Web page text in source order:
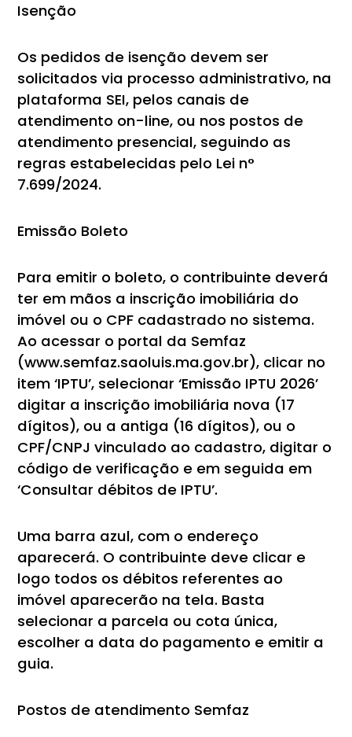
Isenção
Os pedidos de isenção devem ser
solicitados via processo administrativo, na
plataforma SEI, pelos canais de
atendimento on-line, ou nos postos de
atendimento presencial, seguindo as
regras estabelecidas pelo Lei n°
7.699/2024.
Emissão Boleto
Para emitir o boleto, o contribuinte deverá
ter em mãos a inscrição imobiliária do
imóvel ou o CPF cadastrado no sistema.
Ao acessar o portal da Semfaz
(www.semfaz.saoluis.ma.gov.br), clicar no
item ‘IPTU’, selecionar ‘Emissão IPTU 2026’
digitar a inscrição imobiliária nova (17
dígitos), ou a antiga (16 dígitos), ou o
CPF/CNPJ vinculado ao cadastro, digitar o
código de verificação e em seguida em
‘Consultar débitos de IPTU’.
Uma barra azul, com o endereço
aparecerá. O contribuinte deve clicar e
logo todos os débitos referentes ao
imóvel aparecerão na tela. Basta
selecionar a parcela ou cota única,
escolher a data do pagamento e emitir a
guia.
Postos de atendimento Semfaz